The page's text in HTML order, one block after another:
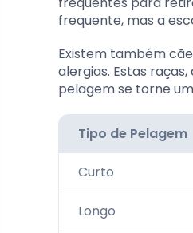
frequente, mas a
Existem também
alergias. Estas
pelagem se torne
Tipo de Pelagem
Curto
Longo